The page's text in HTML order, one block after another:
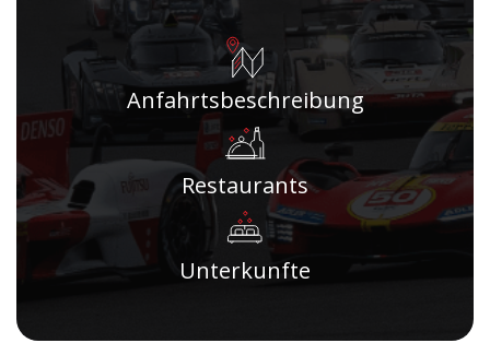
Anfahrtsbeschreibung
Restaurants
Unterkunfte